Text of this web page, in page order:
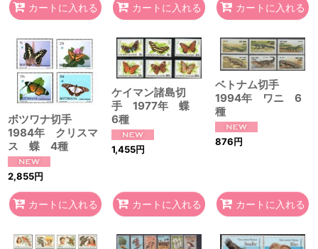
カートに入れる カートに入れる カートに入れる
ボツワナ切手
1984年 クリスマ
ス 蝶 4種
2,855円
カートに入れる
ケイマン諸島切
手 1977年 蝶
6種
1,455円
カートに入れる
ベトナム切手
1994年 ワニ 6
種
876円
カートに入れる